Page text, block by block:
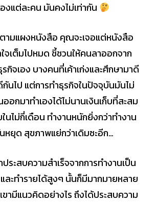
งแต่ละคน มันคงไม่เท่ากัน
ามแผงหนังสือ คุณจะเจอแต่หนังสือ
จเต็มไปหมด ชี้ชวนให้คนลาออกจาก
กิจเอง บางคนที่เค้าเก่งและศึกษามาดี
นไป แต่การทำธุรกิจในปัจจุบันมันไม่
อกมาทำเองได้ไม่นานเงินเก็บที่สะสม
นไม่กี่เดือน ทำงานหนักยิ่งกว่าทำงาน
หยุด สุขภาพแย่กว่าเดิมซะอีก…
ระสบความสำเร็จจากการทำงานเป็น
ละทำรายได้สูงๆ นั้นก็มีมากมายหลาย
ามีแนวคิดอย่างไร ถึงได้ประสบความ